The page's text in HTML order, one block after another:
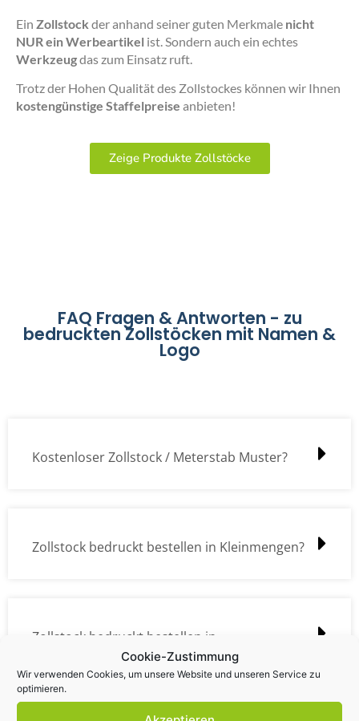
Cookie-Zustimmung
Wir verwenden Cookies, um unsere Website und unseren Service zu
optimieren.
Ein Zollstock der anhand seiner guten Merkmale nicht
NUR ein Werbeartikel ist. Sondern auch ein echtes
Werkzeugdas zum Einsatz ruft.
Trotz der Hohen Qualität des Zollstockes können wir Ihnen
kostengünstige Staffelpreise anbieten!
Zeige Produkte Zollstöcke
FAQ Fragen & Antworten - zu
bedruckten Zollstöcken mit Namen &
Logo
Kostenloser Zollstock / Meterstab Muster?
Zollstock bedruckt bestellen in Kleinmengen?
Zollstock bedruckt bestellen in